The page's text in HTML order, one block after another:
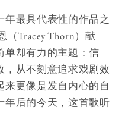
年最具代表性的作品之
（Tracey Thorn）献
单却有力的主题：信
，从不刻意追求戏剧效
更像是发自内心的自
年后的今天，这首歌听